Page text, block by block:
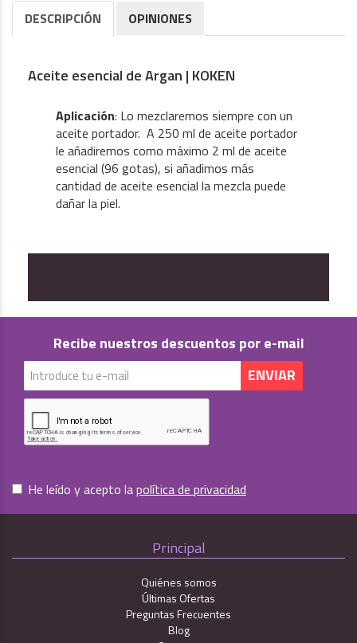
DESCRIPCIÓN OPINIONES
Aceite esencial de Argan | KOKEN
Aplicación: Lo mezclaremos siempre con un
aceite portador. A 250 ml de aceite portador
le añadiremos como máximo 2 ml de aceite
esencial (96 gotas), si añadimos más
cantidad de aceite esencial la mezcla puede
dañar la piel.
Recibe nuestros descuentos por e-mail
He leído y acepto lapolítica de privacidad
Principal
Quiénes somos
Últimas Ofertas
Preguntas Frecuentes
Blog